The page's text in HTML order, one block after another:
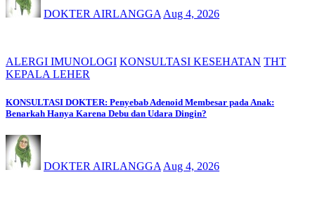
DOKTER AIRLANGGA Aug 4, 2026
ALERGI IMUNOLOGI KONSULTASI KESEHATAN THT
KEPALA LEHER
KONSULTASI DOKTER: Penyebab Adenoid Membesar pada Anak:
Benarkah Hanya Karena Debu dan Udara Dingin?
DOKTER AIRLANGGA Aug 4, 2026